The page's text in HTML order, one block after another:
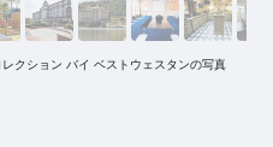
クション バイ ベストウェスタンの写真